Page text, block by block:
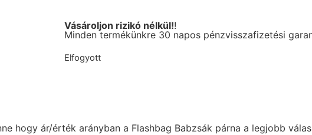
Vásároljon rizikó nélkül!!
Minden termékünkre 30 napos pénzvisszafizetési
Elfogyott
hogy ár/érték arányban a Flashbag Babzsák párna a legjobb